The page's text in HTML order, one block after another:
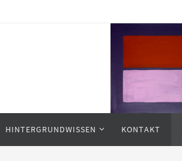
HINTERGRUNDWISSEN KONTAKT